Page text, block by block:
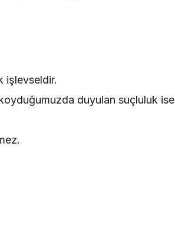
işlevseldir.
duyulan suçluluk ise